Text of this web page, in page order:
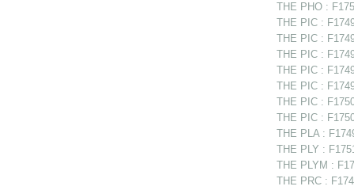
THE PHO :
THE PIC :
THE PIC :
THE PIC :
THE PIC :
THE PIC :
THE PIC :
THE PIC :
THE PLA :
THE PLY :
THE PLYM :
THE PRC :